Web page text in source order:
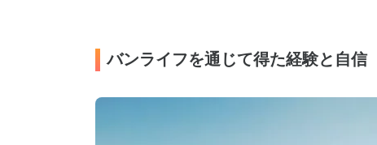
バンライフを通じて得た経験と自信